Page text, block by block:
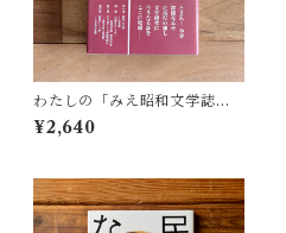
わたしの「みえ昭和文学誌」 |
藤田 明
¥2,640